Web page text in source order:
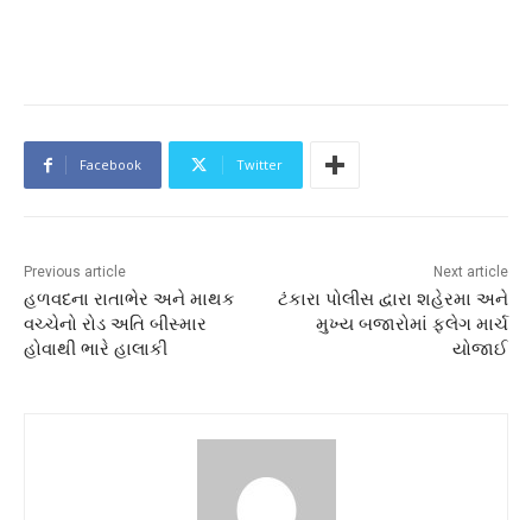
Facebook Twitter
Previous article
હળવદના રાતાભેર અને માથક
વચ્ચેનો રોડ અતિ બીસ્માર
હોવાથી ભારે હાલાકી
Next article
ટંકારા પોલીસ દ્વારા શહેરમા અને
મુખ્ય બજારોમાં ફ્લેગ માર્ચ
યોજાઈ